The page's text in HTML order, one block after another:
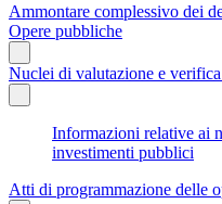
Ammontare complessivo dei
Opere pubbliche
Nuclei di valutazione e
Informazioni relative ai
investimenti pubblici
Atti di programmazione delle